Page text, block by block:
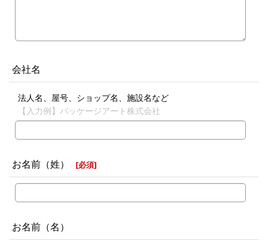
会社名
法人名、屋号、ショップ名、施設名など
【入力例】パッケージアート株式会社
お名前（姓） [必須]
お名前（名）